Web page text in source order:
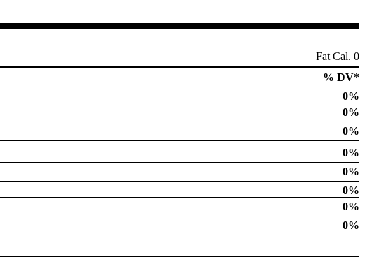
Fat Cal. 0
% DV*
0%
0%
0%
0%
0%
0%
0%
0%